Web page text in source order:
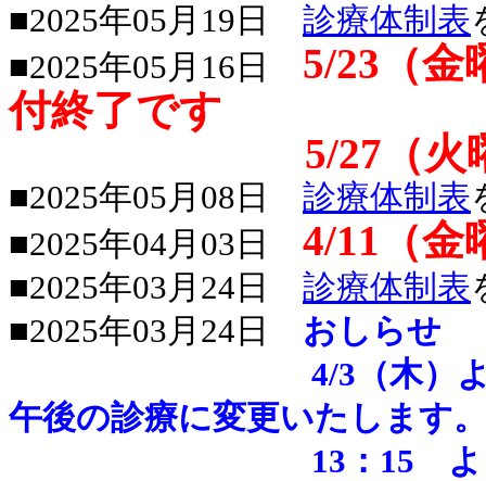
■2025年05月19日 診療体制表
■2025年05月16日 5/23（金
付終了です
5/27（火曜日）
■2025年05月08日 診療体制表
■2025年04月03日 4/11（金
■2025年03月24日 診療体制表
■2025年03月24日 おしらせ
4/3（木）より、木
午後の診療に変更いたします。
13：15 より受